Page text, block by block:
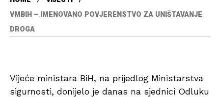
VMBIH – IMENOVANO POVJERENSTVO ZA UNIŠTAVANJE
DROGA
Vijeće ministara BiH, na prijedlog Ministarstva
sigurnosti, donijelo je danas na sjednici Odluku